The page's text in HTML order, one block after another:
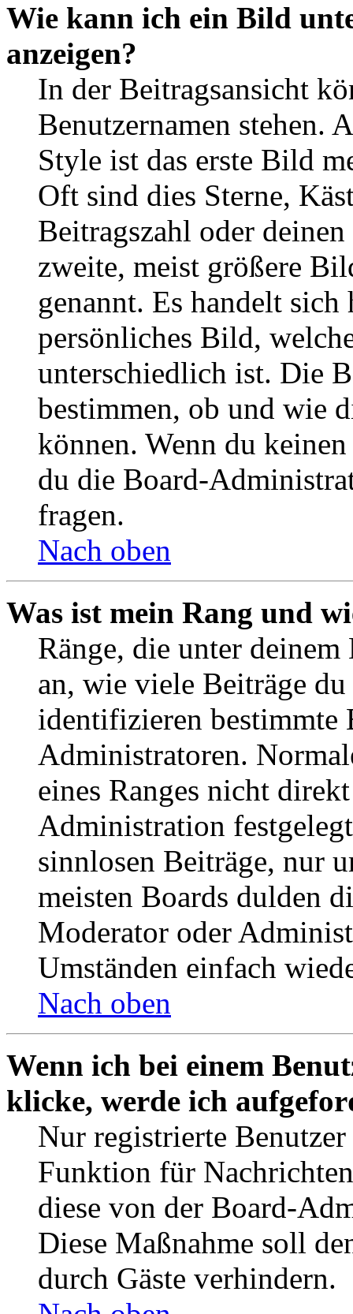
Wie kann ich ein Bild
anzeigen?
In der Beitragsansicht
Benutzernamen stehen.
Style ist das erste Bild
Oft sind dies Sterne,
Beitragszahl oder
zweite, meist größere
genannt. Es handelt
persönliches Bild,
unterschiedlich ist. Die
bestimmen, ob und wie
können. Wenn du
du die Board-
fragen.
Nach oben
Was ist mein Rang und
Ränge, die unter deinem
an, wie viele Beiträge
identifizieren bestimmte
Administratoren.
eines Ranges nicht
Administration
sinnlosen Beiträge, nur
meisten Boards dulden
Moderator oder
Umständen einfach
Nach oben
Wenn ich bei einem
klicke, werde ich
Nur registrierte
Funktion für
diese von der Board-
Diese Maßnahme soll
durch Gäste verhindern.